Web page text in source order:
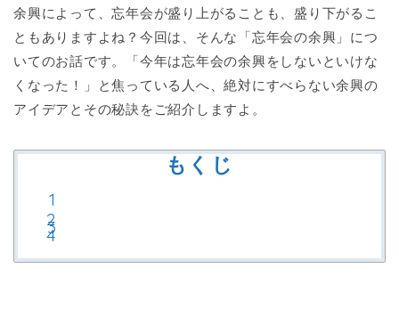
余興によって、忘年会が盛り上がることも、盛り下がるこ
ともありますよね？今回は、そんな「忘年会の余興」につ
いてのお話です。「今年は忘年会の余興をしないといけな
くなった！」と焦っている人へ、絶対にすべらない余興の
アイデアとその秘訣をご紹介しますよ。
もくじ